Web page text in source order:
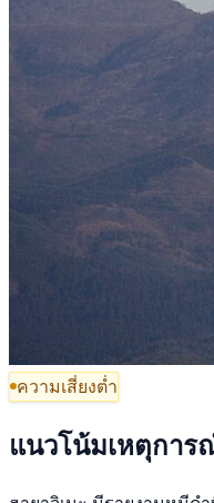
ความเสี่ยงต่ำ
แนวโน้มเหตุการ